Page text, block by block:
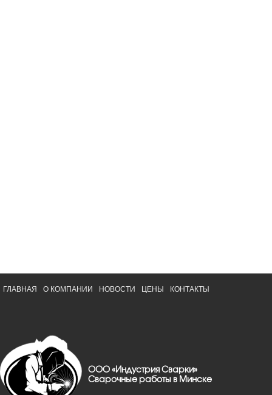
ГЛАВНАЯ О КОМПАНИИ НОВОСТИ ЦЕНЫ КОНТАКТЫ
ООО «Индустрия Сварки»
Сварочные работы в Минске